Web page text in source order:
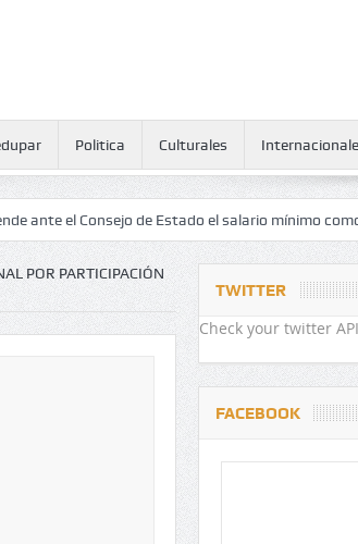
Politica Culturales
Consejo de Estado el salario mínimo como
POR PARTICIPACIÓN
TWITTER
Check your twitter
FACEBOOK